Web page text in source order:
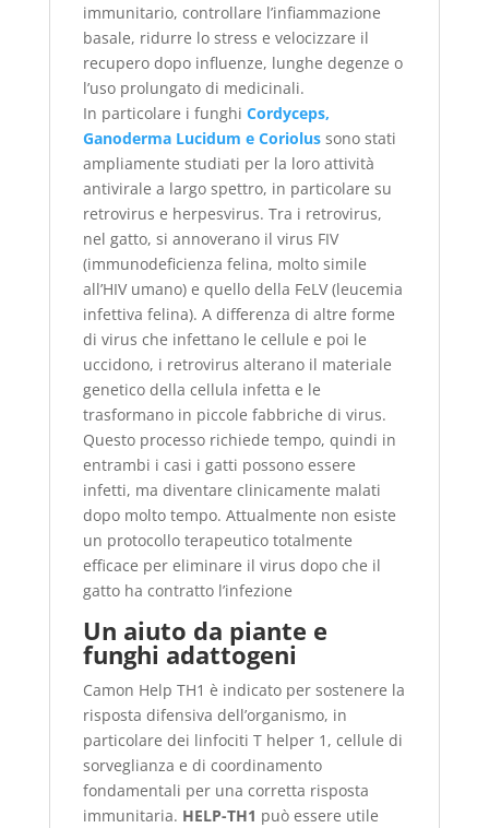
immunitario, controllare l’infiammazione
basale, ridurre lo stress e velocizzare il
recupero dopo influenze, lunghe degenze o
l’uso prolungato di medicinali.
In particolare i funghi Cordyceps,
Ganoderma Lucidum e Coriolussono stati
ampliamente studiati per la loro attività
antivirale a largo spettro, in particolare su
retrovirus e herpesvirus. Tra i retrovirus,
nel gatto, si annoverano il virus FIV
(immunodeficienza felina, molto simile
all’HIV umano) e quello della FeLV (leucemia
infettiva felina). A differenza di altre forme
di virus che infettano le cellule e poi le
uccidono, i retrovirus alterano il materiale
genetico della cellula infetta e le
trasformano in piccole fabbriche di virus.
Questo processo richiede tempo, quindi in
entrambi i casi i gatti possono essere
infetti, ma diventare clinicamente malati
dopo molto tempo. Attualmente non esiste
un protocollo terapeutico totalmente
efficace per eliminare il virus dopo che il
gatto ha contratto l’infezione
Un aiuto da piante e
funghi adattogeni
Camon Help TH1 è indicato per sostenere la
risposta difensiva dell’organismo, in
particolare dei linfociti T helper 1, cellule di
sorveglianza e di coordinamento
fondamentali per una corretta risposta
immunitaria. HELP-TH1 può essere utile